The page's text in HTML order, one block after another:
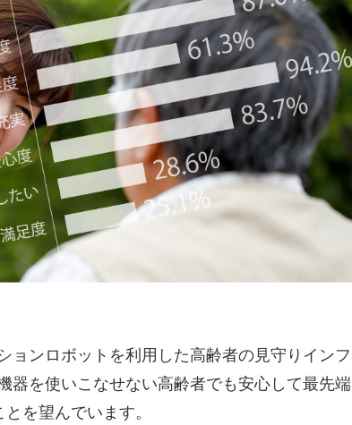
ョンロボットを利用した高齢者の見守りインフ
器を使いこなせない高齢者でも安心して最先端
を望んでいます。